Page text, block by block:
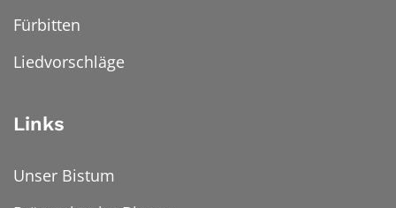
Fürbitten
Liedvorschläge
Links
Unser Bistum